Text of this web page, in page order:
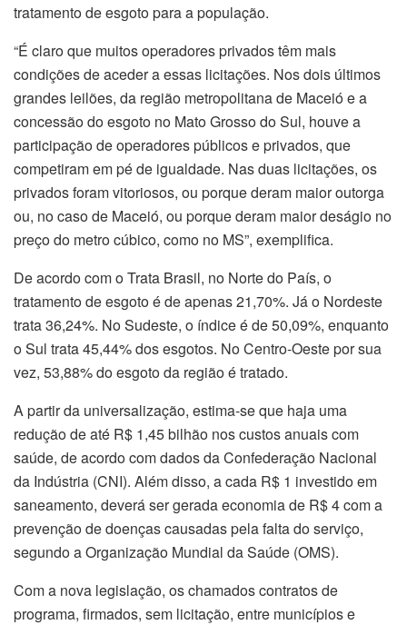
tratamento de esgoto para a população.
“É claro que muitos operadores privados têm mais
condições de aceder a essas licitações. Nos dois últimos
grandes leilões, da região metropolitana de Maceió e a
concessão do esgoto no Mato Grosso do Sul, houve a
participação de operadores públicos e privados, que
competiram em pé de igualdade. Nas duas licitações, os
privados foram vitoriosos, ou porque deram maior outorga
ou, no caso de Maceió, ou porque deram maior deságio no
preço do metro cúbico, como no MS”, exemplifica.
De acordo com o Trata Brasil, no Norte do País, o
tratamento de esgoto é de apenas 21,70%. Já o Nordeste
trata 36,24%. No Sudeste, o índice é de 50,09%, enquanto
o Sul trata 45,44% dos esgotos. No Centro-Oeste por sua
vez, 53,88% do esgoto da região é tratado.
A partir da universalização, estima-se que haja uma
redução de até R$ 1,45 bilhão nos custos anuais com
saúde, de acordo com dados da Confederação Nacional
da Indústria (CNI). Além disso, a cada R$ 1 investido em
saneamento, deverá ser gerada economia de R$ 4 com a
prevenção de doenças causadas pela falta do serviço,
segundo a Organização Mundial da Saúde (OMS).
Com a nova legislação, os chamados contratos de
programa, firmados, sem licitação, entre municípios e